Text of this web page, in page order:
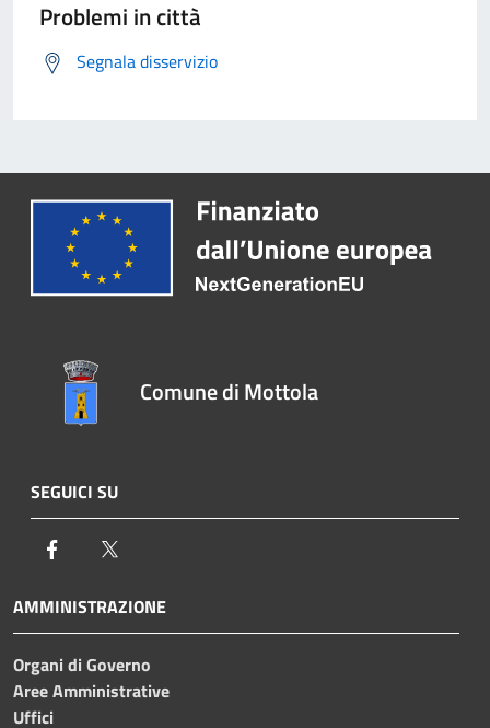
Problemi in città
Segnala disservizio
Comune di Mottola
SEGUICI SU
Facebook
AMMINISTRAZIONE
Organi di Governo
Aree Amministrative
Uffici